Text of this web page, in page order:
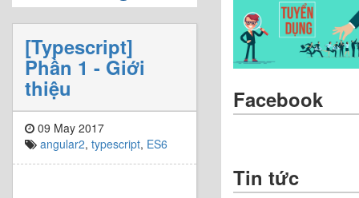
[Typescript]
Phần 1 - Giới
thiệu
09 May 2017
angular2, typescript, ES6
Facebook
Tin tức